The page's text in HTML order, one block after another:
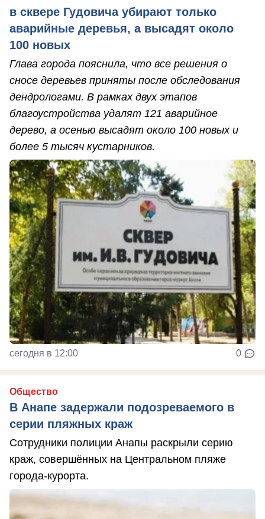
в сквере Гудовича убирают только
аварийные деревья, а высадят около
100 новых
Глава города пояснила, что все решения о
сносе деревьев приняты после обследования
дендрологами. В рамках двух этапов
благоустройства удалят 121 аварийное
дерево, а осенью высадят около 100 новых и
более 5 тысяч кустарников.
сегодня в 12:00 0
Общество
В Анапе задержали подозреваемого в
серии пляжных краж
Сотрудники полиции Анапы раскрыли серию
краж, совершённых на Центральном пляже
города-курорта.